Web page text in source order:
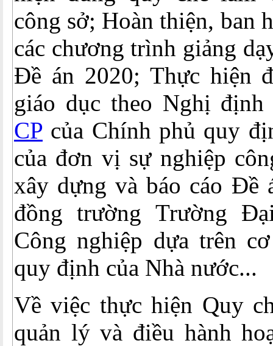
công sở; Hoàn thiện, ban
các chương trình giảng
Đề án 2020; Thực hiện
giáo dục theo Nghị
CP của Chính phủ quy
của đơn vị sự nghiệp
xây dựng và báo cáo Đề
đồng trường Trường
Công nghiệp dựa trên
quy định của Nhà nước...
Về việc thực hiện Quy
quản lý và điều hành